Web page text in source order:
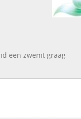
een zwemt graag